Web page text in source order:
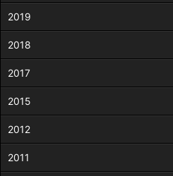
2019
2018
2017
2015
2012
2011